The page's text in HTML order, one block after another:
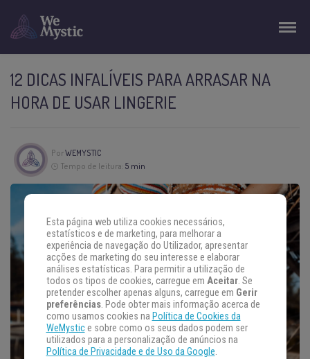
12 DICAS INFALÍVEIS PARA ARRASAR NA
HORA DE USAR LINGERIE
PorWEMYSTIC
Tempo de leitura: 5 min
Esta página web utiliza cookies necessários,
estatísticos e de marketing, para melhorar a
experiência de navegação do Utilizador, apresentar
acções de marketing do seu interesse e elaborar
análises estatísticas. Para permitir a utilização de
todos os tipos de cookies, carregue em Aceitar. Se
pretender escolher apenas alguns, carregue em Gerir
preferências. Pode obter mais informação acerca de
como usamos cookies na Política de Cookies da
WeMystice sobre como os seus dados podem ser
utilizados para a personalização de anúncios na
Política de Privacidade e de Uso da Google.